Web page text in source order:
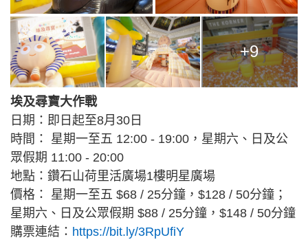
+9
埃及尋寶大作戰
日期：即日起至8月30日
時間： 星期一至五 12:00 - 19:00，星期六、日及公
眾假期 11:00 - 20:00
地點：鑽石山荷里活廣場1樓明星廣場
價格： 星期一至五 $68 / 25分鐘，$128 / 50分鐘；
星期六、日及公眾假期 $88 / 25分鐘，$148 / 50分鐘
購票連結： https://bit.ly/3RpUfiY